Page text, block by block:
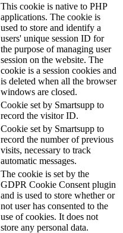
This cookie is native to PHP
applications. The cookie is
used to store and identify a
users' unique session ID for
the purpose of managing user
session on the website. The
cookie is a session cookies and
is deleted when all the browser
windows are closed.
Cookie set by Smartsupp to
record the visitor ID.
Cookie set by Smartsupp to
record the number of previous
visits, necessary to track
automatic messages.
The cookie is set by the
GDPR Cookie Consent plugin
and is used to store whether or
not user has consented to the
use of cookies. It does not
store any personal data.